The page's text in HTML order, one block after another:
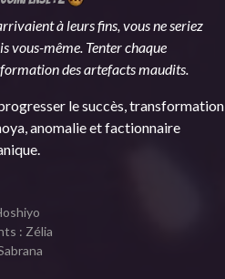
à leurs fins, vous ne seriez
vous-même. Tenter chaque
des artefacts maudits.
le succès, transformation
anomalie et factionnaire
: Zélia